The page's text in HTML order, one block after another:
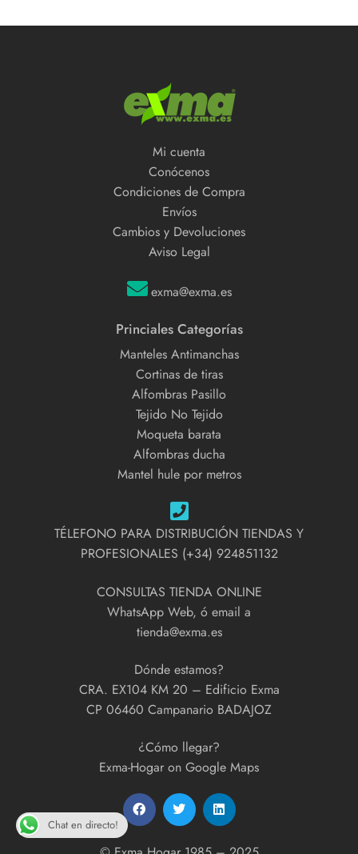
Mi cuenta
Conócenos
Condiciones de Compra
Envíos
Cambios y Devoluciones
Aviso Legal
exma@exma.es
Princiales Categorías
Manteles Antimanchas
Cortinas de tiras
Alfombras Pasillo
Tejido No Tejido
Moqueta barata
Alfombras ducha
Mantel hule por metros
TÉLEFONO PARA DISTRIBUCIÓN TIENDAS Y
PROFESIONALES (+34) 924851132
CONSULTAS TIENDA ONLINE
WhatsApp Web, ó email a
tienda@exma.es
Dónde estamos?
CRA. EX104 KM 20 – Edificio Exma
CP 06460 Campanario BADAJOZ
¿Cómo llegar?
Exma-Hogar on Google Maps
Chat en directo!